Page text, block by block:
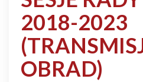
2018-2023
OBRAD)